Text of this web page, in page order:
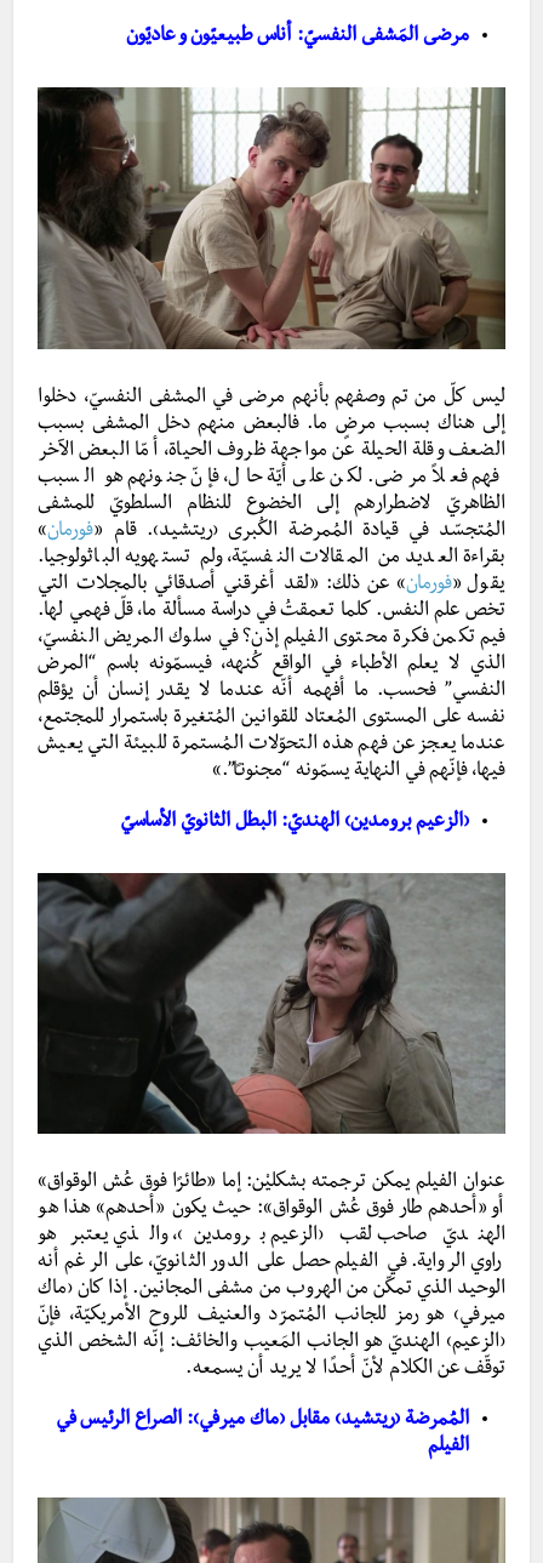
مرضى المَشفى النفسيّ: أناس طبيعيّون و عاديّون
ليس كلّ من تم وصفهم بأنهم مرضى في المشفى النفسيّ، دخلوا
إلى هناك بسبب مرضٍ ما. فالبعض منهم دخل المشفى بسبب
الضعف وقلة الحيلة عن مواجهة ظروف الحياة، أمّا البعض الآخر
فهم فعلاً مرضى. لكن على أيّة حال، فإنّ جنونهم هو السبب
الظاهريّ لاضطرارهم إلى الخضوع للنظام السلطويّ للمشفى
المُتجسّد في قيادة المُمرضة الكُبرى ‹ريتشيد›. قام «فورمان»
بقراءة العديد من المقالات النفسيّة، ولم تستهويه الباثولوجيا.
يقول «فورمان» عن ذلك: «لقد أغرقني أصدقائي بالمجلات التي
تخص علم النفس. كلما تعمقتُ في دراسة مسألة ما، قلّ فهمي لها.
فيم تكمن فكرة محتوى الفيلم إذن؟ في سلوك المريض النفسيّ،
الذي لا يعلم الأطباء في الواقع كُنهه، فيسمّونه باسم “المرض
النفسي” فحسب. ما أفهمه أنّه عندما لا يقدر إنسان أن يؤقلم
نفسه على المستوى المُعتاد للقوانين المُتغيرة باستمرار للمجتمع،
عندما يعجز عن فهم هذه التحوّلات المُستمرة للبيئة التي يعيش
فيها، فإنّهم في النهاية يسمّونه “مجنونـًا”.»
‹الزعيم برومدين› الهنديّ: البطل الثانويّ الأساسيّ
عنوان الفيلم يمكن ترجمته بشكليْن: إما «طائرًا فوق عُش الوقواق»
أو «أحدهم طار فوق عُش الوقواق»: حيث يكون «أحدهم» هذا هو
الهنديّ صاحب لقب ‹الزعيم برومدين›، والذي يعتبر هو
راوي الرواية. في الفيلم حصل على الدور الثانويّ، على الرغم أنه
الوحيد الذي تمكّن من الهروب من مشفى المجانين. إذا كان ‹ماك
ميرفي› هو رمز للجانب المُتمرّد والعنيف للروح الأمريكيّة، فإنّ
‹الزعيم› الهنديّ هو الجانب المَعيب والخائف: إنّه الشخص الذي
توقّف عن الكلام لأنّ أحدًا لا يريد أن يسمعه.
المُمرضة ‹ريتشيد› مقابل ‹ماك ميرفي›: الصراع الرئيس في
الفيلم